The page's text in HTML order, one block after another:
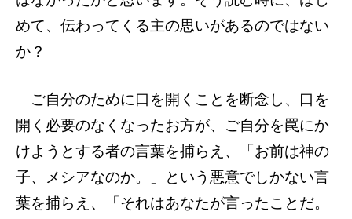
めて、伝わってくる主の思いがあるのではない
か？
ご自分のために口を開くことを断念し、口を
開く必要のなくなったお方が、ご自分を罠にか
けようとする者の言葉を捕らえ、「お前は神の
子、メシアなのか。」という悪意でしかない言
葉を捕らえ、「それはあなたが言ったことだ。